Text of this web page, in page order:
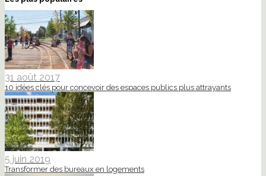
31 août 2017
10 idées clés pour concevoir des espaces publics plus attrayants
5 juin 2019
Transformer des bureaux en logements